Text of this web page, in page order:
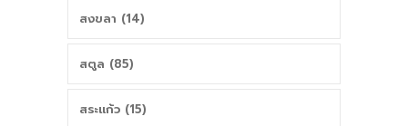
สงขลา (14)
สตูล (85)
สระแก้ว (15)